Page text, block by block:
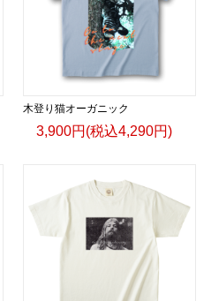
木登り猫オーガニック
3,900円(税込4,290円)